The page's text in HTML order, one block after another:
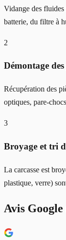
Vidange des
batterie, du filtre à
2
Démontage
Récupération des
optiques, pare-
3
Broyage et tri
La carcasse est
plastique, verre)
Avis Google